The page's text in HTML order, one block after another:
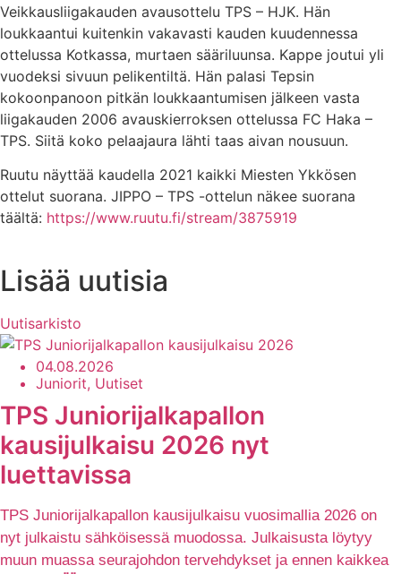
Veikkausliigakauden avausottelu TPS – HJK. Hän
loukkaantui kuitenkin vakavasti kauden kuudennessa
ottelussa Kotkassa, murtaen sääriluunsa. Kappe joutui yli
vuodeksi sivuun pelikentiltä. Hän palasi Tepsin
kokoonpanoon pitkän loukkaantumisen jälkeen vasta
liigakauden 2006 avauskierroksen ottelussa FC Haka –
TPS. Siitä koko pelaajaura lähti taas aivan nousuun.
Ruutu näyttää kaudella 2021 kaikki Miesten Ykkösen
ottelut suorana. JIPPO – TPS -ottelun näkee suorana
täältä: https://www.ruutu.fi/stream/3875919
Lisää uutisia
Uutisarkisto
04.08.2026
Juniorit, Uutiset
TPS Juniorijalkapallon
kausijulkaisu 2026 nyt
luettavissa
TPS Juniorijalkapallon kausijulkaisu vuosimallia 2026 on
nyt julkaistu sähköisessä muodossa. Julkaisusta löytyy
muun muassa seurajohdon tervehdykset ja ennen kaikkea